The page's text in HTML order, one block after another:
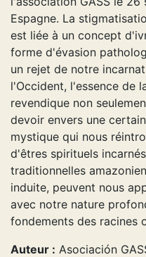
Espagne. La
est liée à un concept
forme d'évasion
un rejet de notre
l'Occident, l'essence de
revendique non
devoir envers une
mystique qui nous
d'êtres spirituels
traditionnelles
induite, peuvent nous
avec notre nature
fondements des racines
Auteur : Asociación